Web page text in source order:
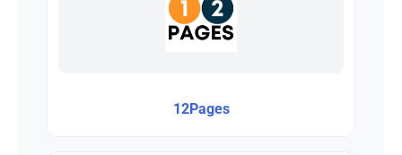
12Pages